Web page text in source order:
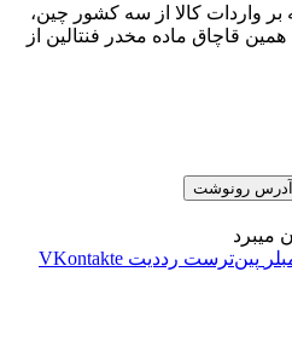
بر واردات کالا از سه کشور چین،
قاچاق ماده مخدر فنتالین از
آدرس رونوشت
‫پین‌ترست ‫رددیت ‫VKontakte